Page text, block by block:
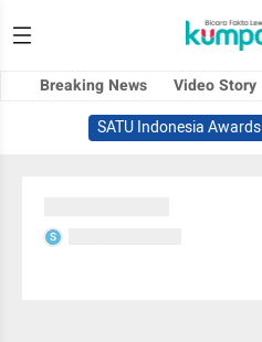
Breaking News Video Story
SATU Indonesia Awards
S